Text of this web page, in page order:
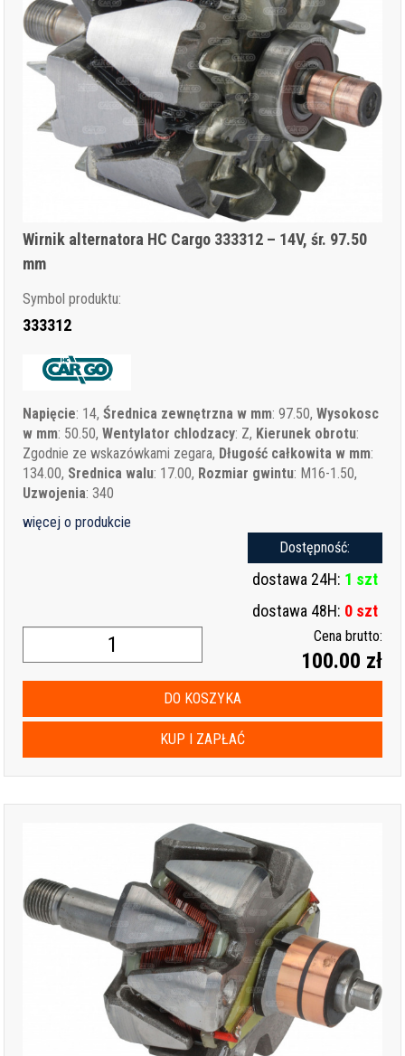
Wirnik alternatora HC Cargo 333312 – 14V, śr. 97.50
mm
Symbol produktu:
333312
Napięcie: 14,Średnica zewnętrzna w mm: 97.50,Wysokosc
w mm: 50.50,Wentylator chlodzacy: Z, Kierunek obrotu:
Zgodnie ze wskazówkami zegara, Długość całkowita w mm:
134.00, Srednica walu: 17.00, Rozmiar gwintu: M16-1.50,
Uzwojenia: 340
więcej o produkcie
Dostępność:
dostawa 24H: 1 szt
dostawa 48H: 0 szt
Cena brutto:
100.00 zł
DO KOSZYKA
KUP I ZAPŁAĆ